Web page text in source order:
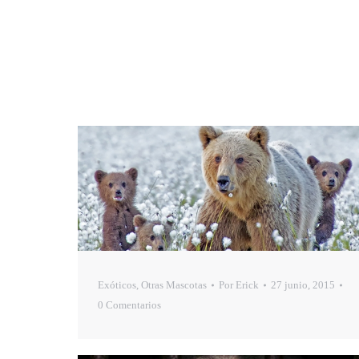
Exóticos, Otras Mascotas Por Erick
27 junio, 2015
0 Comentarios